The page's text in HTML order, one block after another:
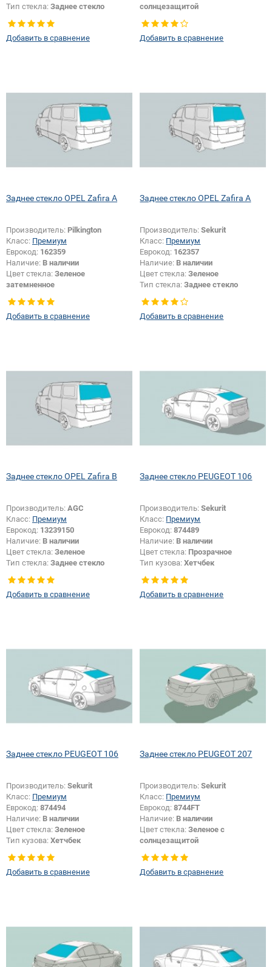
Тип стекла: Заднее стекло
Добавить в сравнение
солнцезащитой
Тип стекла:Заднее стекло
Добавить в сравнение
Заднее стекло OPEL Zafira A
Производитель: Pilkington
Класс: Премиум
Еврокод: 162359
Наличие: В наличии
Цвет стекла: Зеленое
затемненное
Тип стекла: Заднее стекло
Добавить в сравнение
Заднее стекло OPEL Zafira A
Производитель:Sekurit
Класс: Премиум
Еврокод: 162357
Наличие: В наличии
Цвет стекла:Зеленое
Тип стекла:Заднее стекло
Добавить в сравнение
Заднее стекло OPEL Zafira B
Производитель: AGC
Класс: Премиум
Еврокод: 13239150
Наличие: В наличии
Цвет стекла: Зеленое
Тип стекла: Заднее стекло
Добавить в сравнение
Заднее стекло PEUGEOT 106
Производитель:Sekurit
Класс: Премиум
Еврокод:874489
Наличие: В наличии
Цвет стекла: Прозрачное
Тип кузова:Хетчбек
Появление или изменение
отверстий: Да
Добавить в сравнение
Заднее стекло PEUGEOT 106
Производитель: Sekurit
Класс: Премиум
Еврокод: 874494
Наличие: В наличии
Цвет стекла: Зеленое
Тип кузова: Хетчбек
Тип стекла: Заднее стекло
Появление или изменение
отверстий:Да
Добавить в сравнение
Заднее стекло PEUGEOT 207
Производитель:Sekurit
Класс: Премиум
Еврокод:8744FT
Наличие: В наличии
Цвет стекла:Зеленое с
солнцезащитой
Тип стекла:Заднее стекло
Добавить в сравнение